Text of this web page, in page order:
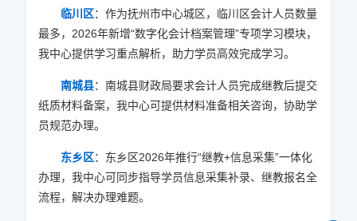
临川区：作为抚州市中心城区，临川区会计人员数量
最多， 2026年新增“数字化会计档案管理”专项学习模块，
我中心提供学习重点解析，助力学员高效完成学习。
南城县：南城县财政局要求会计人员完成继教后提交
纸质材料备案，我中心可提供材料准备相关咨询，协助学
员规范办理。
东乡区：东乡区2026年推行“继教+信息采集”一体化
办理，我中心可同步指导学员信息采集补录、继教报名全
流程，解决办理难题。